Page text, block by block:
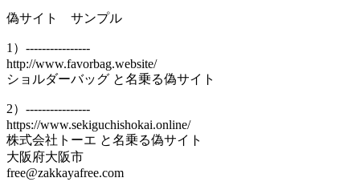
偽サイト サンプル
1）----------------
http://www.favorbag.website/
ショルダーバッグ と名乗る偽サイト
2）----------------
https://www.sekiguchishokai.online/
株式会社トーエ と名乗る偽サイト
大阪府大阪市
free@zakkayafree.com